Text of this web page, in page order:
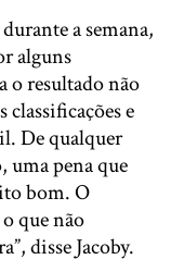
a semana,
alguns
o resultado não
e
De qualquer
uma pena que
bom. O
que não
disse Jacoby.